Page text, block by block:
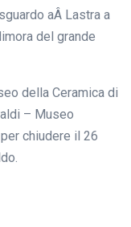
aÂ Lastra a
del grande
della Ceramica di
– Museo
chiudere il 26